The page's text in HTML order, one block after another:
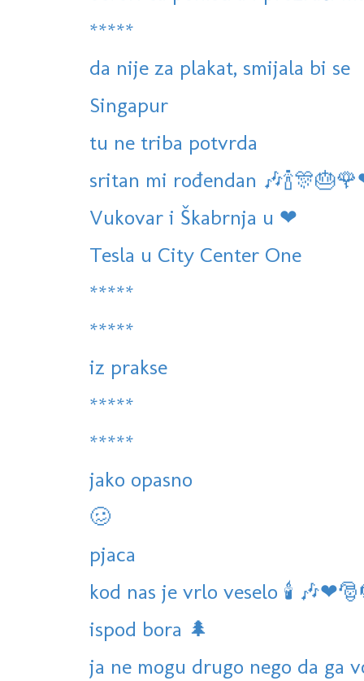
*****
da nije za plakat, smijala bi se
Singapur
tu ne triba potvrda
sritan mi rođendan
Vukovar i Škabrnja u ❤
Tesla u City Center One
*****
*****
iz prakse
*****
*****
jako opasno
🥴
pjaca
kod nas je vrlo veselo 🕯
ispod bora 🌲
ja ne mogu drugo nego da ga